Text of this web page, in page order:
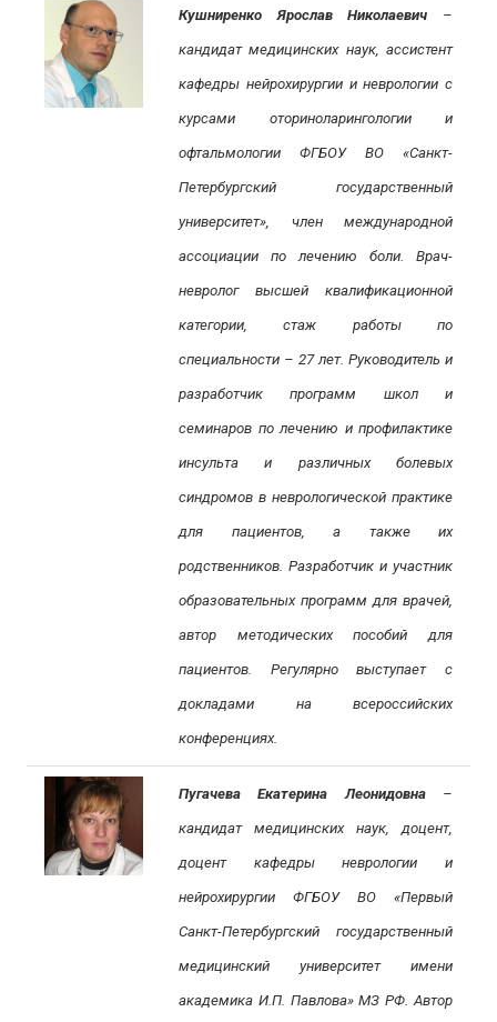
Кушниренко Ярослав Николаевич –
кандидат медицинских наук, ассистент
кафедры нейрохирургии и неврологии с
курсами оториноларингологии и
офтальмологии ФГБОУ ВО «Санкт-
Петербургский государственный
университет», член международной
ассоциации по лечению боли. Врач-
невролог высшей квалификационной
категории, стаж работы по
специальности – 27 лет. Руководитель и
разработчик программ школ и
семинаров по лечению и профилактике
инсульта и различных болевых
синдромов в неврологической практике
для пациентов, а также их
родственников. Разработчик и участник
образовательных программ для врачей,
автор методических пособий для
пациентов. Регулярно выступает с
докладами на всероссийских
конференциях.
Пугачева Екатерина Леонидовна–
кандидат медицинских наук, доцент,
доцент кафедры неврологии и
нейрохирургии ФГБОУ ВО «Первый
Санкт-Петербургский государственный
медицинский университет имени
академика И.П. Павлова» МЗ РФ. Автор